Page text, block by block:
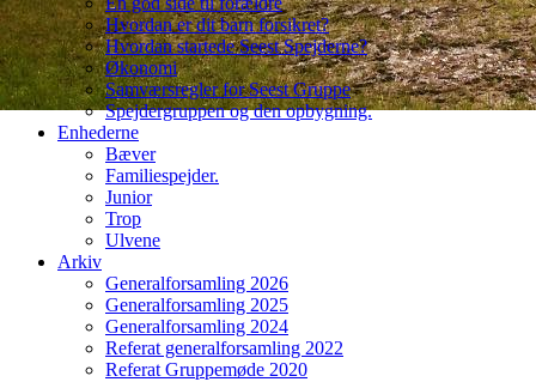
Hvordan er dit barn forsikret?
Hvordan startede Seest Spejderne?
Økonomi
Samværsregler for Seest Gruppe
Spejdergruppen og den opbygning.
Enhederne
Bæver
Familiespejder.
Junior
Trop
Ulvene
Arkiv
Generalforsamling 2026
Generalforsamling 2025
Generalforsamling 2024
Referat generalforsamling 2022
Referat Gruppemøde 2020